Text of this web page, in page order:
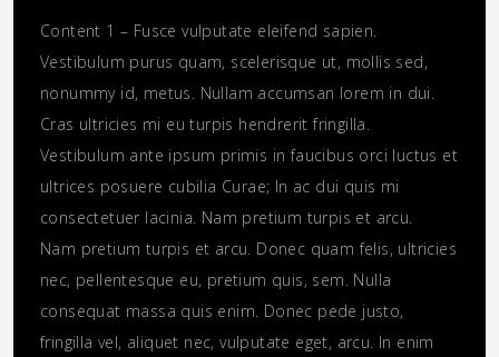
Content 1 – Fusce vulputate eleifend sapien.
Vestibulum purus quam, scelerisque ut, mollis sed,
nonummy id, metus. Nullam accumsan lorem in dui.
Cras ultricies mi eu turpis hendrerit fringilla.
Vestibulum ante ipsum primis in faucibus orci luctus et
ultrices posuere cubilia Curae; In ac dui quis mi
consectetuer lacinia. Nam pretium turpis et arcu.
Nam pretium turpis et arcu. Donec quam felis, ultricies
nec, pellentesque eu, pretium quis, sem. Nulla
consequat massa quis enim. Donec pede justo,
fringilla vel, aliquet nec, vulputate eget, arcu. In enim